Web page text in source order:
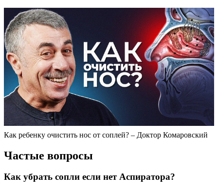
Как ребенку очистить нос от соплей? – Доктор Комаровский
Частые вопросы
Как убрать сопли если нет Аспиратора?